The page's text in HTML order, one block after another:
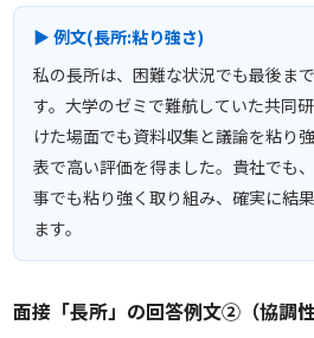
▶ 例文(長所:粘り強さ)
私の長所は、困難な状況でも最後ま
す。大学のゼミで難航していた共同
けた場面でも資料収集と議論を粘り
表で高い評価を得ました。貴社でも
事でも粘り強く取り組み、確実に結
ます。
面接「長所」の回答例文②（協調性